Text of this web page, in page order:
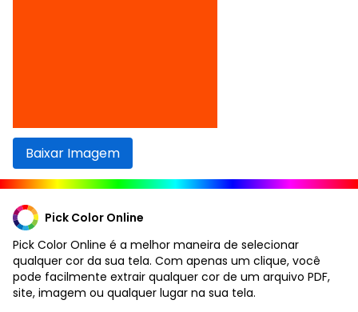
Baixar Imagem
Pick Color Online
Pick Color Online é a melhor maneira de selecionar
qualquer cor da sua tela. Com apenas um clique, você
pode facilmente extrair qualquer cor de um arquivo PDF,
site, imagem ou qualquer lugar na sua tela.